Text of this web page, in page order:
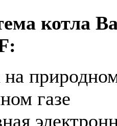
котла
на
газе